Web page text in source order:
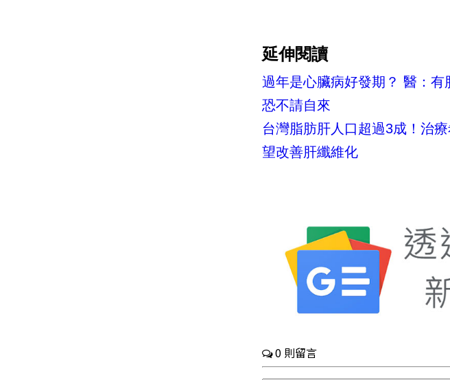
延伸閱讀
過年是心臟病好發期？ 醫：
恐不請自來
台灣脂肪肝人口超過3成！治
望改善肝纖維化